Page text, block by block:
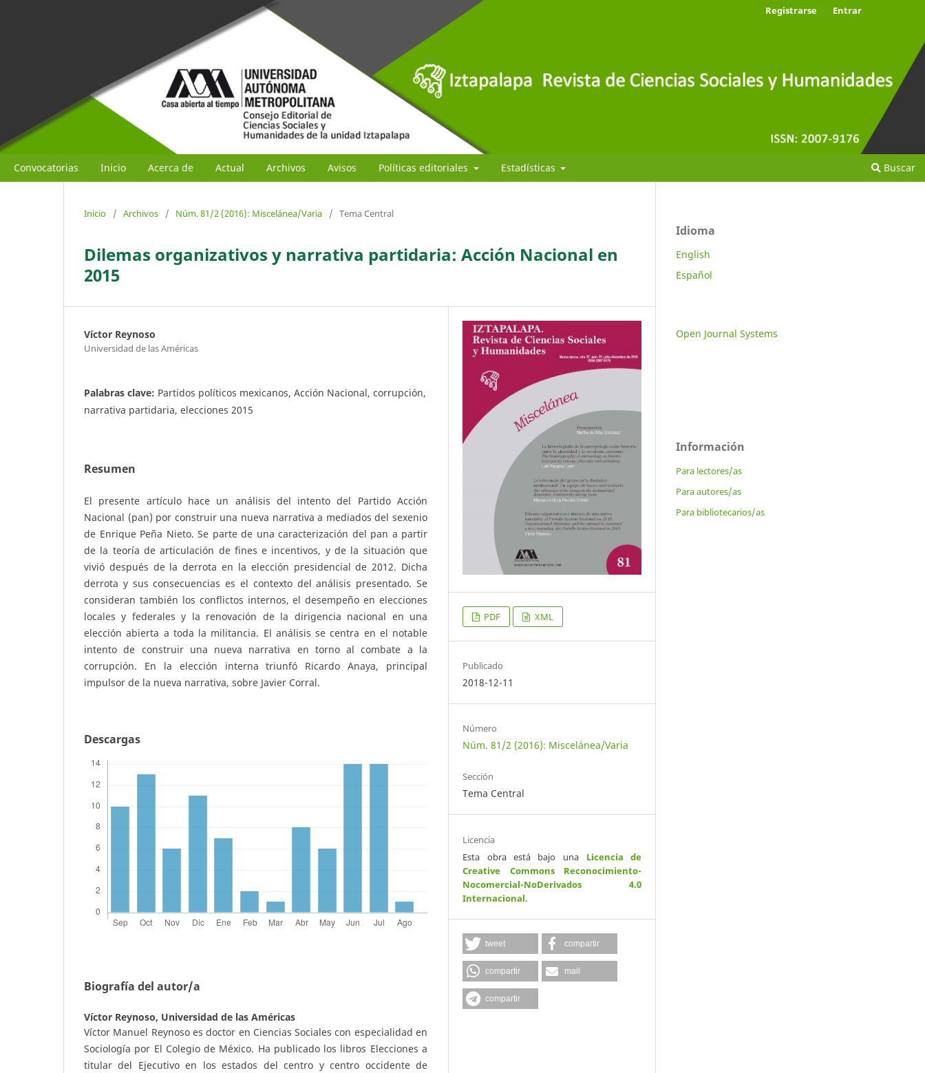
Convocatorias Inicio Acerca de Actual Archivos Avisos Políticas editoriales Estadísticas Buscar
Registrarse Entrar
Inicio / Archivos / Núm. 81/2 (2016): Miscelánea/Varia / Tema Central
Dilemas organizativos y narrativa partidaria: Acción Nacional en
2015
Víctor Reynoso
Universidad de las Américas
Palabras clave: Partidos políticos mexicanos, Acción Nacional, corrupción,
narrativa partidaria, elecciones 2015
Resumen
El presente artículo hace un análisis del intento del Partido Acción
Nacional (pan) por construir una nueva narrativa a mediados del sexenio
de Enrique Peña Nieto. Se parte de una caracterización del pan a partir
de la teoría de articulación de fines e incentivos, y de la situación que
vivió después de la derrota en la elección presidencial de 2012. Dicha
derrota y sus consecuencias es el contexto del análisis presentado. Se
consideran también los conflictos internos, el desempeño en elecciones
locales y federales y la renovación de la dirigencia nacional en una
elección abierta a toda la militancia. El análisis se centra en el notable
intento de construir una nueva narrativa en torno al combate a la
corrupción. En la elección interna triunfó Ricardo Anaya, principal
impulsor de la nueva narrativa, sobre Javier Corral.
Descargas
Biografía del autor/a
Víctor Reynoso, Universidad de las Américas
Víctor Manuel Reynoso es doctor en Ciencias Sociales con especialidad en
Sociología por El Colegio de México. Ha publicado los libros Elecciones a
titular del Ejecutivo en los estados del centro y centro occidente de
PDF XML
Publicado
2018-12-11
Número
Núm. 81/2 (2016): Miscelánea/Varia
Sección
Tema Central
Licencia
Esta obra está bajo una Licencia de
Creative Commons Reconocimiento-
Nocomercial-NoDerivados 4.0
Internacional.
tweet compartir
compartir mail
compartir
Idioma
English
Español
Open Journal Systems
Información
Para lectores/as
Para autores/as
Para bibliotecarios/as